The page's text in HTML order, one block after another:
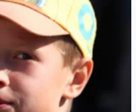
várnak, akik
elmélyülésre és az